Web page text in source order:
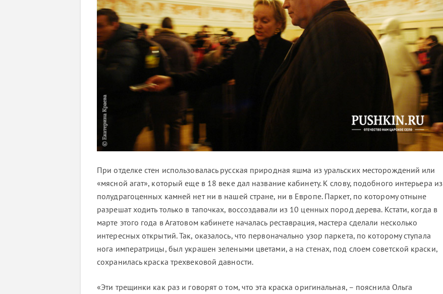
При отделке стен использовалась русская природная яшма из уральских месторождений или
«мясной агат», который еще в 18 веке дал название кабинету. К слову, подобного интерьера из
полудрагоценных камней нет ни в нашей стране, ни в Европе. Паркет, по которому отныне
разрешат ходить только в тапочках, воссоздавали из 10 ценных пород дерева. Кстати, когда в
марте этого года в Агатовом кабинете началась реставрация, мастера сделали несколько
интересных открытий. Так, оказалось, что первоначально узор паркета, по которому ступала
нога императрицы, был украшен зелеными цветами, а на стенах, под слоем советской краски,
сохранилась краска трехвековой давности.
«Эти трещинки как раз и говорят о том, что эта краска оригинальная, – пояснила Ольга